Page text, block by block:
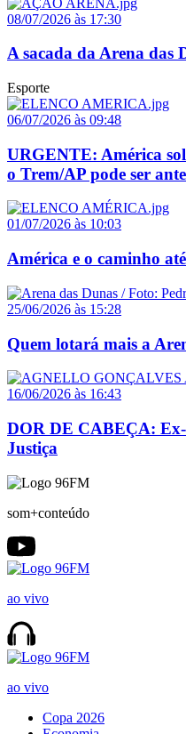
08/07/2026 às 17:30
A sacada da Arena das
Esporte
06/07/2026 às 09:48
URGENTE: América
o Trem/AP pode ser
01/07/2026 às 10:03
América e o caminho
25/06/2026 às 15:28
Quem lotará mais a
16/06/2026 às 16:43
DOR DE CABEÇA:
Justiça
som+conteúdo
ao vivo
ao vivo
Copa 2026